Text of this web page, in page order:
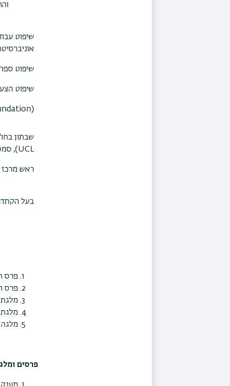
שיפוט
שיפוט
שיפוט
שבתון
UCL
),
ראש מרכז
בעל
פרס
פרס
מלגת
מלגת
מלגה
פרסים